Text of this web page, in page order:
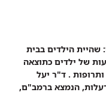
הילדים בבית
של ילדים כתוצאה
. ד"ר יעל
הנמצא ברמב"ם,